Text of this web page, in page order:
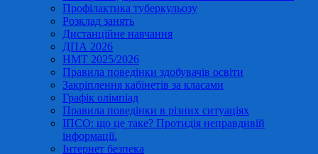
Профілактика туберкульозу
Розклад занять
Дистанційне навчання
ДПА 2026
НМТ 2025/2026
Правила поведінки здобувачів освіти
Закріплення кабінетів за класами
Графік олімпіад
Правила поведінки в різних ситуаціях
ІПСО: що це таке? Протидія неправдивій
інформації.
Інтернет безпека